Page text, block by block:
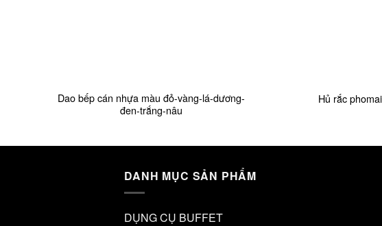
Dao bếp cán nhựa màu đỏ-vàng-lá-dương-
đen-trắng-nâu
Hủ rắc
DANH MỤC SẢN PHẨM
DỤNG CỤ BUFFET